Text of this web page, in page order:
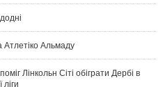
Атлетіко Альмаду
Лінкольн Сіті обіграти Дербі в